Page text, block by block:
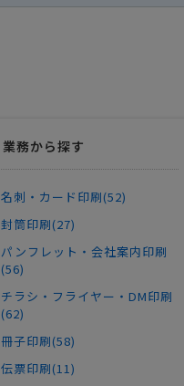
業務から探す
名刺・カード印刷(52)
封筒印刷(27)
パンフレット・会社案内印刷
(56)
チラシ・フライヤー・DM印刷
(62)
冊子印刷(58)
伝票印刷(11)